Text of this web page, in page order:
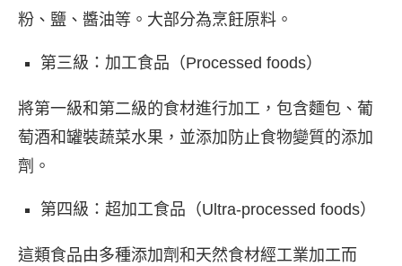
粉、鹽、醬油等。大部分為烹飪原料。
第三級：加工食品（Processed foods）
將第一級和第二級的食材進行加工，包含麵包、葡
萄酒和罐裝蔬菜水果，並添加防止食物變質的添加
劑。
第四級：超加工食品（Ultra-processed foods）
這類食品由多種添加劑和天然食材經工業加工而